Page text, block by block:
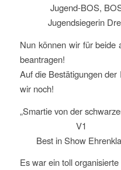
Jugend-BOS,
Jugendsiegerin
Nun können wir für beide
beantragen!
Auf die Bestätigungen
wir noch!
„Smartie von der
V1
Best in Show
Es war ein toll